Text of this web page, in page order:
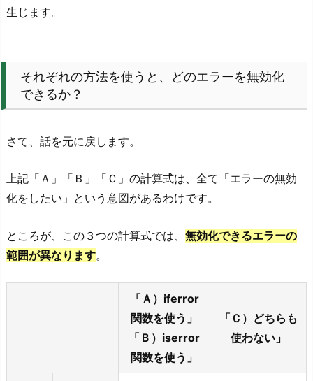
生じます。
それぞれの方法を使うと、どのエラーを無効化
できるか？
さて、話を元に戻します。
上記「Ａ」「Ｂ」「Ｃ」の計算式は、全て「エラーの無効
化をしたい」という意図があるわけです。
ところが、この３つの計算式では、 無効化できるエラーの
範囲が異なります。
「Ａ）iferror
関数を使う」
「Ｂ）iserror
関数を使う」
「Ｃ）どちらも
使わない」